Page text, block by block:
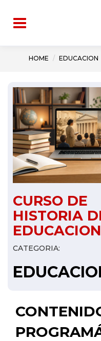
HOME EDUCACION
CURSO DE
HISTORIA
EDUCACION
CATEGORIA: